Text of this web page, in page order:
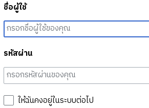
ชื่อผู้ใช้
รหัสผ่าน
ให้ฉันคงอยู่ในระบบต่อไป